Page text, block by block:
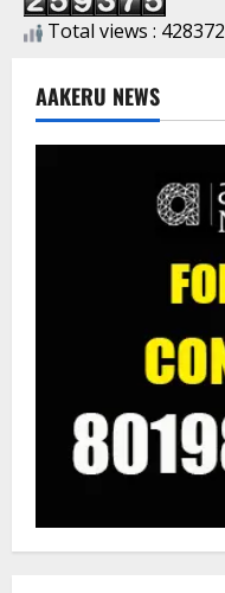
Total views : 428372
AAKERU NEWS